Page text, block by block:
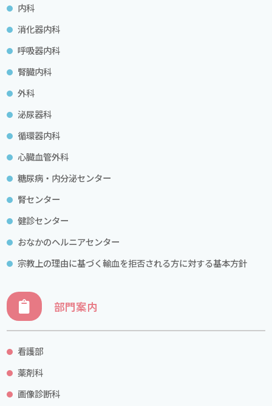
内科
消化器内科
呼吸器内科
腎臓内科
外科
泌尿器科
循環器内科
心臓血管外科
糖尿病・内分泌センター
腎センター
健診センター
おなかのヘルニアセンター
宗教上の理由に基づく輸血を拒否される方に対する基本方針
部門案内
看護部
薬剤科
画像診断科